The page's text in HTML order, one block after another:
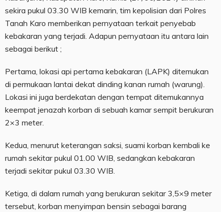
sekira pukul 03.30 WIB kemarin, tim kepolisian dari Polres
Tanah Karo memberikan pernyataan terkait penyebab
kebakaran yang terjadi. Adapun pernyataan itu antara lain
sebagai berikut ;
Pertama, lokasi api pertama kebakaran (LAPK) ditemukan
di permukaan lantai dekat dinding kanan rumah (warung).
Lokasi ini juga berdekatan dengan tempat ditemukannya
keempat jenazah korban di sebuah kamar sempit berukuran
2×3 meter.
Kedua, menurut keterangan saksi, suami korban kembali ke
rumah sekitar pukul 01.00 WIB, sedangkan kebakaran
terjadi sekitar pukul 03.30 WIB.
Ketiga, di dalam rumah yang berukuran sekitar 3,5×9 meter
tersebut, korban menyimpan bensin sebagai barang